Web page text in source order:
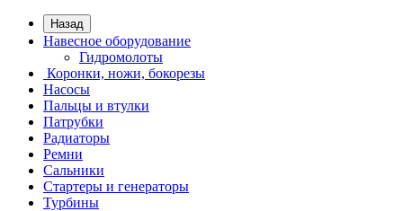
Назад
Навесное оборудование
Гидромолоты
Коронки, ножи, бокорезы
Насосы
Пальцы и втулки
Патрубки
Радиаторы
Ремни
Сальники
Стартеры и генераторы
Турбины